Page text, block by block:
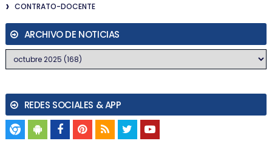
CONTRATO-DOCENTE
ARCHIVO DE NOTICIAS
REDES SOCIALES & APP